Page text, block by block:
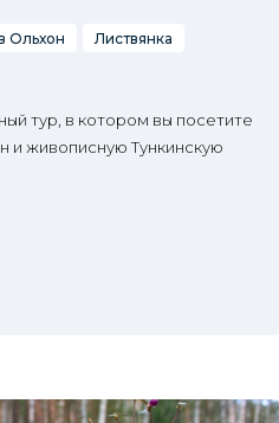
Ольхон
Листвянка
тур, в котором вы посетите
и живописную Тункинскую